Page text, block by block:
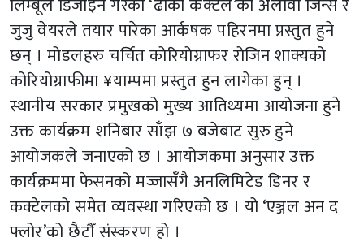
जुजु वेयरले तयार पारेका आर्कषक पहिरनमा प्रस्तुत हुने
छन् । मोडलहरु चर्चित कोरियोग्राफर रोजिन शाक्यको
कोरियोग्राफीमा ¥याम्पमा प्रस्तुत हुन लागेका हुन् ।
स्थानीय सरकार प्रमुखको मुख्य आतिथ्यमा आयोजना हुने
उक्त कार्यक्रम शनिबार साँझ ७ बजेबाट सुरु हुने
आयोजकले जनाएको छ । आयोजकमा अनुसार उक्त
कार्यक्रममा फेसनको मज्जासँगै अनलिमिटेड डिनर र
कक्टेलको समेत व्यवस्था गरिएको छ । यो ‘एञ्जल अन द
फ्लोर’को छैटौँ संस्करण हो ।